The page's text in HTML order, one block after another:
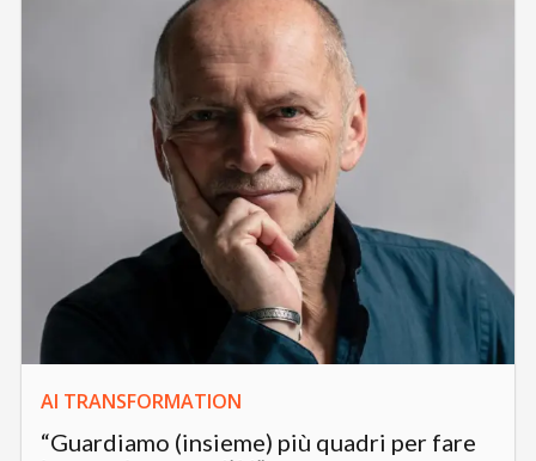
AI TRANSFORMATION
“Guardiamo (insieme) più quadri per fare